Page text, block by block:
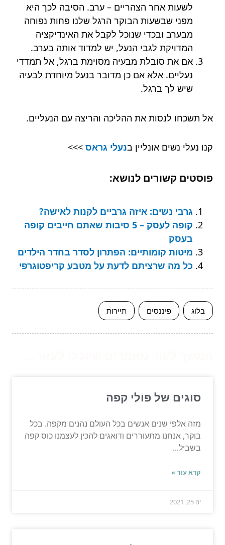
לשעות אחר הצהריים – ערב. הסיבה לכך היא
מפני שבשעות הבוקר הרגל שלנו פחות נפוחה
מבערב ובכדי שנוכל לקבל את האינדיקציה
המדויקת לגבי הנעל, יש למדוד אותה בערב.
אם את סובלת מבעיה מסוימת ברגל, אל תמדדי
נעליים. אלא אם כן מדובר בנעל מיוחדת לבעיה
שיש לך ברגל.
אל תשכחו לנסות את ההליכה והריצה עם הנעליים.
קנו נעלי נשים אונליין בנעלי גראס >>>
פוסטים קשורים לנושא:
גרבי נשים: איזה גרביים לקנות לאישה?
קופה לעסק – 5 סיבות שאתם חייבים קופה
בעסק
מיטות קומותיים: הפתרון לסדר בחדר הילדים
כל מה שרציתם לדעת על מטבע קריפטוגרפי
בלוג פיננסים תיירות
סוגים של פולי קפה
מזה אלפי שנים אנשים בכל העולם נהנים מקפה. בכל
בוקר, אנחנו מתעוררים ודואגים להכין לעצמנו כוס קפה
בשביל...
קרא עוד »
ינו 25, 2021